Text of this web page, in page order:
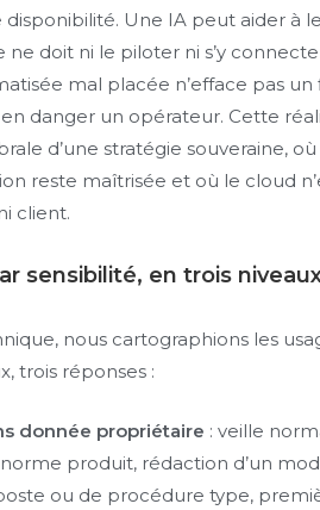
disponibilité. Une IA peut aider à
doit ni le piloter ni s’y
mal placée n’efface pas
danger un opérateur. Cette
d’une stratégie souveraine,
reste maîtrisée et où le cloud
client.
sensibilité, en trois
nous cartographions les
trois réponses :
donnée propriétaire : veille
produit, rédaction d’un
ou de procédure type,